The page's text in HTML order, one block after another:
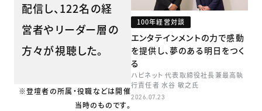
配信し、122名の経
営者やリーダー層の
方々が視聴した。
※登壇者の所属・役職などは開催
当時のものです。
100年経営対談
エンタテインメントの力で感動
を提供し、夢のある明日をつく
る
ハピネット 代表取締役社長兼最高執
行責任者 水谷 敏之氏
2026.07.23